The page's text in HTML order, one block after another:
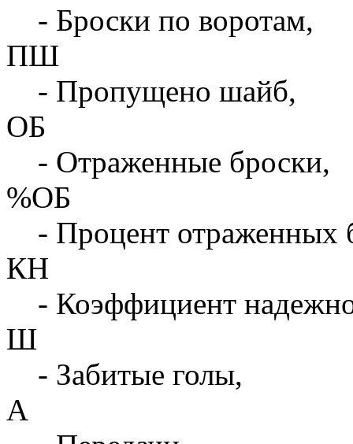
- Броски по воротам,
ПШ
- Пропущено шайб,
ОБ
- Отраженные броски,
%ОБ
- Процент отраженных
КН
- Коэффициент
Ш
- Забитые голы,
А